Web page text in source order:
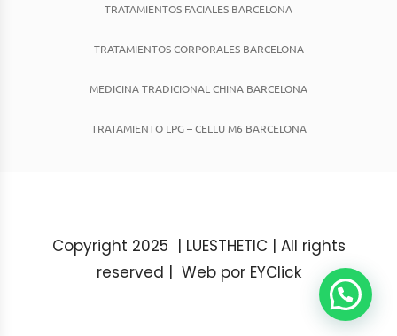
TRATAMIENTOS FACIALES BARCELONA
TRATAMIENTOS CORPORALES BARCELONA
MEDICINA TRADICIONAL CHINA BARCELONA
TRATAMIENTO LPG – CELLU M6 BARCELONA
Copyright 2025 | LUESTHETIC | All rights
reserved | Web por EYClick